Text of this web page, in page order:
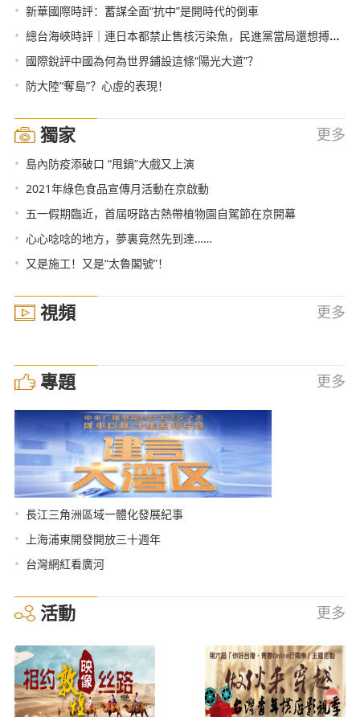
• 新華國際時評：蓄謀全面“抗中”是開時代的倒車
• 總台海峽時評｜連日本都禁止售核污染魚，民進黨當局還想搏命獻媚？
• 國際銳評中國為何為世界鋪設這條“陽光大道”？
• 防大陸“奪島”？心虛的表現！
獨家 更多
• 島內防疫添破口 “甩鍋”大戲又上演
• 2021年綠色食品宣傳月活動在京啟動
• 五一假期臨近，首屆呀路古熱帶植物園自駕節在京開幕
• 心心唸唸的地方，夢裏竟然先到達……
• 又是施工！又是“太魯閣號”！
視頻 更多
專題 更多
• 長江三角洲區域一體化發展紀事
• 上海浦東開發開放三十週年
• 台灣網紅看廣河
活動 更多